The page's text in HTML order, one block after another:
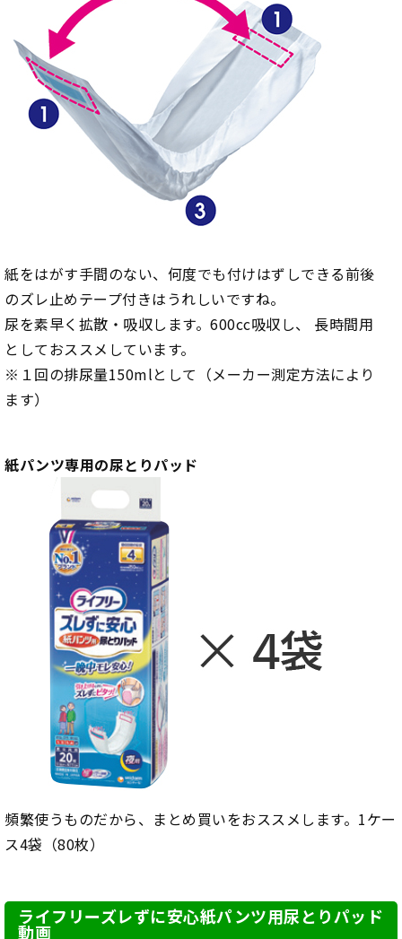
紙をはがす手間のない、何度でも付けはずしできる前後
のズレ止めテープ付きはうれしいですね。
尿を素早く拡散・吸収します。600cc吸収し、 長時間用
としておススメしています。
※１回の排尿量150mlとして（メーカー測定方法により
ます）
紙パンツ専用の尿とりパッド
頻繁使うものだから、まとめ買いをおススメします。1ケー
ス4袋（80枚）
ライフリーズレずに安心紙パンツ用尿とりパッド
動画